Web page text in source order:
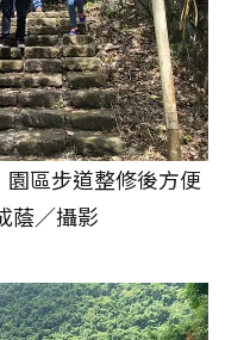
區步道整修後方便
蔭／攝影